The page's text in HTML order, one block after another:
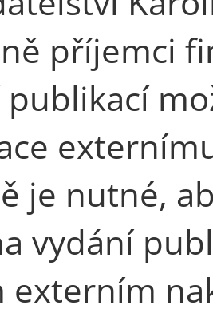
příjemci
je nutné,
vydání
externím